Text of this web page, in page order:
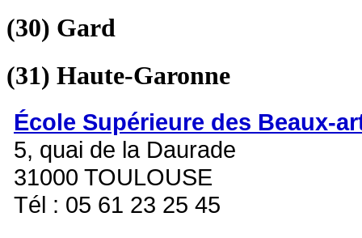
(30) Gard
(31) Haute-Garonne
École Supérieure des Beaux-
5, quai de la Daurade
31000 TOULOUSE
Tél : 05 61 23 25 45